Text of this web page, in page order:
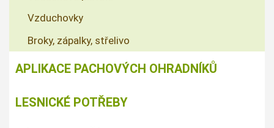
Vzduchovky
Broky, zápalky, střelivo
APLIKACE PACHOVÝCH OHRADNÍKŮ
LESNICKÉ POTŘEBY